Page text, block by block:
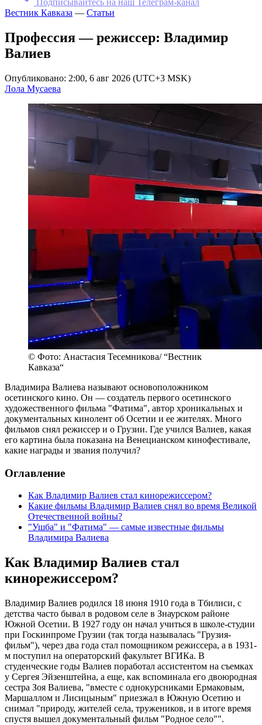
Подписывайтесь на наш Телеграм-канал
Вестник Кавказа — Статьи
Профессия — режиссер: Владимир
Валиев
Опубликовано: 2:00, 6 авг 2026 (UTC+3 MSK)
Лола Мусаева
© Фото: Анастасия Тесемникова/ “Вестник
Кавказа“
Владимира Валиева называют основоположником
осетинского кино. Он — создатель первого осетинского
художественного фильма "Фатима", автор хроникальных и
документальных кинолент об Осетии и ее жителях. Много
фильмов снял режиссер и о Грузии. Где учился Валиев, какая
его картина была показана на Венецианском кинофестивале,
какие награды и звания получил?
Оглавление
Как Владимир Валиев стал кинорежиссером?
Какие фильмы Владимир Валиев снял во время Великой
Отечественной войны?
"Ушба" и "Фатима" — самые известные фильмы
Владимира Валиева
Как Владимир Валиев стал
кинорежиссером?
Владимир Валиев родился 18 июня 1910 года в Тбилиси, с
детства часто бывал в родовом селе в Знаурском районе
Южной Осетии. В 1927 году он начал учиться в школе-студии
при Госкинпроме Грузии (так тогда называлась "Грузия-
фильм"), через два года стал помощником режиссера, а в 1931-
м поступил на операторский факультет ВГИКа. В
студенческие годы Валиев поработал ассистентом на съемках
у Сергея Эйзенштейна, а еще, как вспоминала его двоюродная
сестра Зоя Валиева, "вместе с однокурсниками Ермаковым,
Маршаллом и Лисицыным" приезжал в Южную Осетию и
снимал "природу, жителей села, тружеников, и в итоге время
спустя вышел документальный фильм "Родное село"".